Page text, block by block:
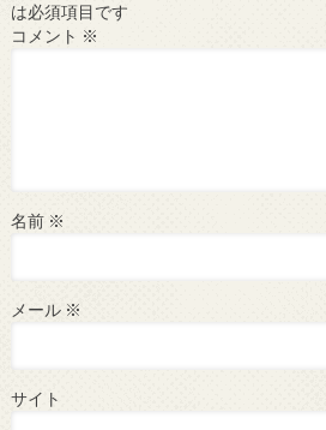
は必須項目です
コメント ※
名前 ※
メール ※
サイト